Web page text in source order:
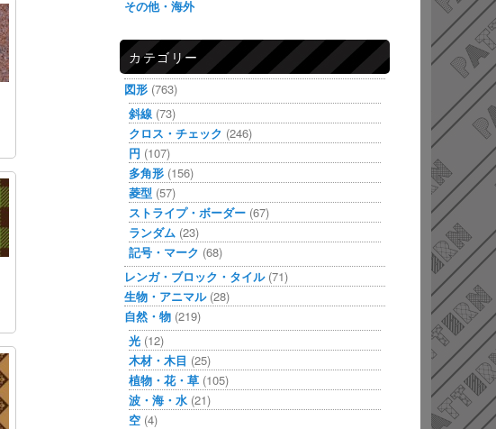
その他・海外
カテゴリー
図形 (763)
斜線 (73)
クロス・チェック (246)
円 (107)
多角形 (156)
菱型 (57)
ストライプ・ボーダー (67)
ランダム (23)
記号・マーク (68)
レンガ・ブロック・タイル(71)
生物・アニマル(28)
自然・物 (219)
光 (12)
木材・木目 (25)
植物・花・草 (105)
波・海・水 (21)
空 (4)